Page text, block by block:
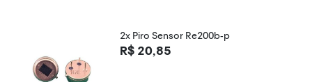
2x Piro Sensor Re200b-p
R$ 20,85